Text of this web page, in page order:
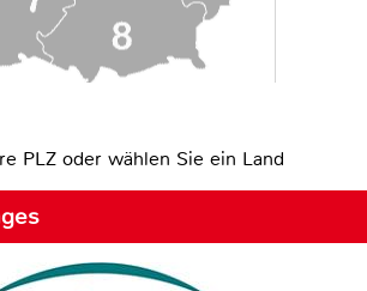
PLZ oder wählen Sie ein Land